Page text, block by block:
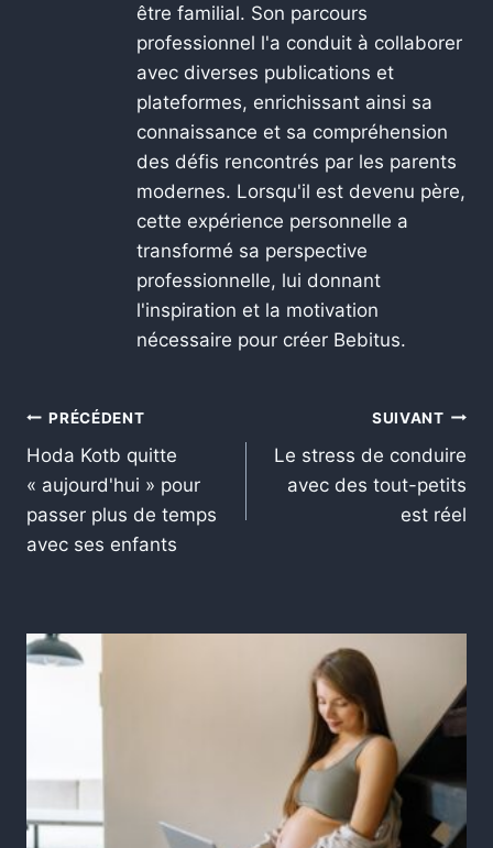
être familial. Son parcours
professionnel l'a conduit à collaborer
avec diverses publications et
plateformes, enrichissant ainsi sa
connaissance et sa compréhension
des défis rencontrés par les parents
modernes. Lorsqu'il est devenu père,
cette expérience personnelle a
transformé sa perspective
professionnelle, lui donnant
l'inspiration et la motivation
nécessaire pour créer Bebitus.
PRÉCÉDENT
Hoda Kotb quitte
« aujourd'hui » pour
passer plus de temps
avec ses enfants
SUIVANT
Le stress de conduire
avec des tout-petits
est réel